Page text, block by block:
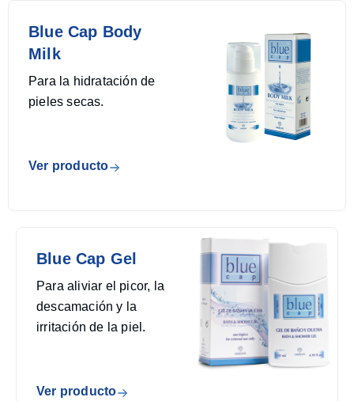
Blue Cap Body
Milk
Para la hidratación de
pieles secas.
Ver producto
Blue Cap Gel
Para aliviar el picor, la
descamación y la
irritación de la piel.
Ver producto